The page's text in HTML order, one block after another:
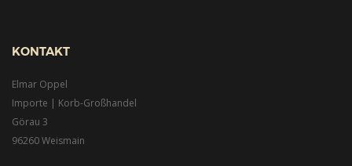
KONTAKT
Elmar Oppel
Importe | Korb-Großhandel
Görau 3
96260 Weismain